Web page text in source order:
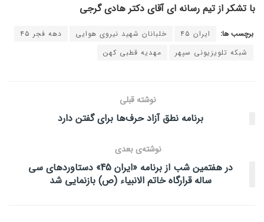
با تشکر از تیم رسانه ای آقای دکتر هادی گرجی
برچسب ها: ایران ۴۵ خلبانان شهید نیروی هوایی
دهه فجر ۴۵
شبکه تلویزیونی سپهر
مهدیه قطبی کهن
نوشته قبلی
برنامه نطق آزاد حرف‌ها برای گفتن دارد
نوشته‌ی بعدی
در هفتمین شب از برنامه «ایران 45» دستاوردهای سی
ساله قرارگاه خاتم الانبیاء (ص) بازنمایی شد